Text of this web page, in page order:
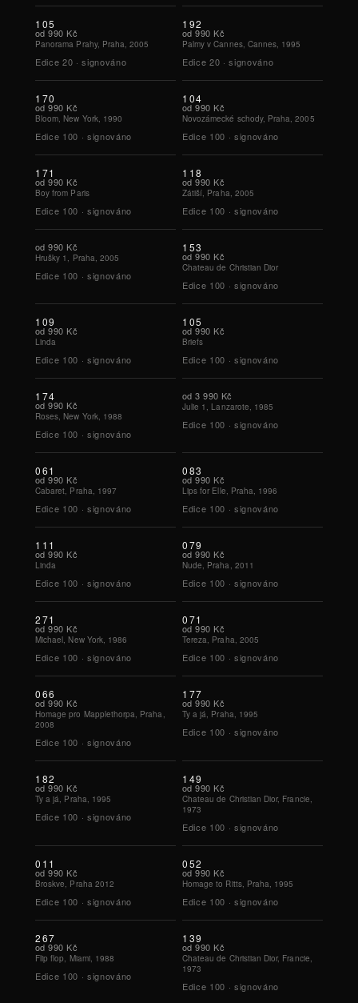
105
od 990 Kč
Panorama Prahy, Praha, 2005
Edice 20 ·signováno
192
od 990 Kč
Palmy v Cannes, Cannes, 1995
Edice 20 ·signováno
170
od 990 Kč
Bloom, New York, 1990
Edice 100 · signováno
104
od 990 Kč
Novozámecké schody, Praha, 2005
Edice 100 · signováno
171
od 990 Kč
Boy from Paris
Edice 100 · signováno
118
od 990 Kč
Zátiší, Praha, 2005
Edice 100 · signováno
od 990 Kč
Hrušky 1, Praha, 2005
Edice 100 · signováno
153
od 990 Kč
Chateau de Christian Dior
Edice 100 · signováno
109
od 990 Kč
Linda
Edice 100 · signováno
105
od 990 Kč
Briefs
Edice 100 · signováno
174
od 990 Kč
Roses, New York, 1988
Edice 100 · signováno
od 3 990 Kč
Julie 1, Lanzarote, 1985
Edice 100 · signováno
061
od 990 Kč
Cabaret, Praha, 1997
Edice 100 · signováno
083
od 990 Kč
Lips for Elle, Praha, 1996
Edice 100 · signováno
111
od 990 Kč
Linda
Edice 100 · signováno
079
od 990 Kč
Nude, Praha, 2011
Edice 100 · signováno
271
od 990 Kč
Michael, New York, 1986
Edice 100 · signováno
071
od 990 Kč
Tereza, Praha, 2005
Edice 100 · signováno
066
od 990 Kč
Homage pro Mapplethorpa, Praha,
2008
Edice 100 · signováno
177
od 990 Kč
Ty a já, Praha, 1995
Edice 100 · signováno
182
od 990 Kč
Ty a já, Praha, 1995
Edice 100 · signováno
149
od 990 Kč
Chateau de Christian Dior, Francie,
1973
Edice 100 · signováno
011
od 990 Kč
Broskve, Praha 2012
Edice 100 · signováno
052
od 990 Kč
Homage to Ritts, Praha, 1995
Edice 100 · signováno
267
od 990 Kč
Flip flop, Miami, 1988
Edice 100 · signováno
139
od 990 Kč
Chateau de Christian Dior, Francie,
1973
Edice 100 · signováno